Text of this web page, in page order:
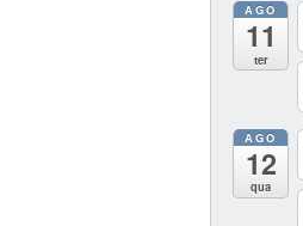
AGO
11
ter
AGO
12
qua